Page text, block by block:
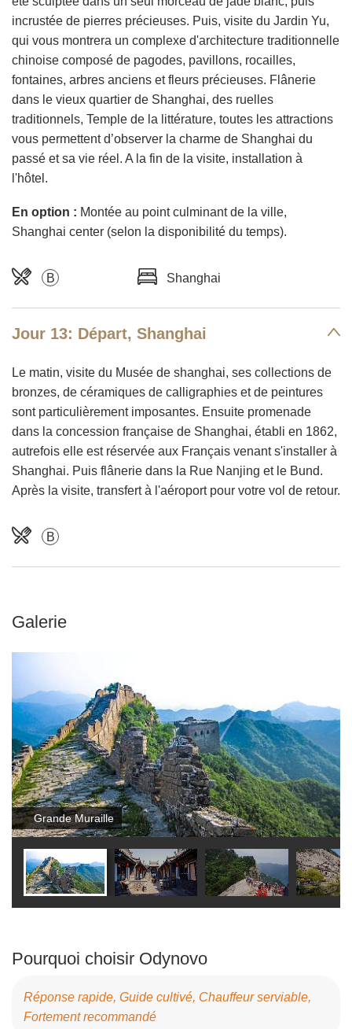
incrustée de pierres précieuses. Puis, visite du Jardin Yu,
qui vous montrera un complexe d'architecture traditionnelle
chinoise composé de pagodes, pavillons, rocailles,
fontaines, arbres anciens et fleurs précieuses. Flânerie
dans le vieux quartier de Shanghai, des ruelles
traditionnels, Temple de la littérature, toutes les attractions
vous permettent d’observer la charme de Shanghai du
passé et sa vie réel. A la fin de la visite, installation à
l'hôtel.
En option : Montée au point culminant de la ville,
Shanghai center (selon la disponibilité du temps).
B Shanghai
Jour 13: Départ, Shanghai
Le matin, visite du Musée de shanghai, ses collections de
bronzes, de céramiques de calligraphies et de peintures
sont particulièrement imposantes. Ensuite promenade
dans la concession française de Shanghai, établi en 1862,
autrefois elle est réservée aux Français venant s'installer à
Shanghai. Puis flânerie dans la Rue Nanjing et le Bund.
Après la visite, transfert à l'aéroport pour votre vol de retour.
B
Galerie
Grande Muraille
Pourquoi choisir Odynovo
Réponse rapide, Guide cultivé, Chauffeur serviable,
Fortement recommandé